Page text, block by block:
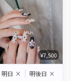
¥7,500
明日 × 明後日 ×